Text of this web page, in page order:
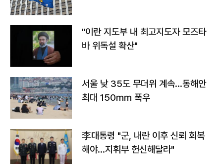
"이란 지도부 내 최고지도자 모즈타
바 위독설 확산"
서울 낮 35도 무더위 계속…동해안
최대 150㎜ 폭우
李대통령 "군, 내란 이후 신뢰 회복
해야…지휘부 헌신해달라"